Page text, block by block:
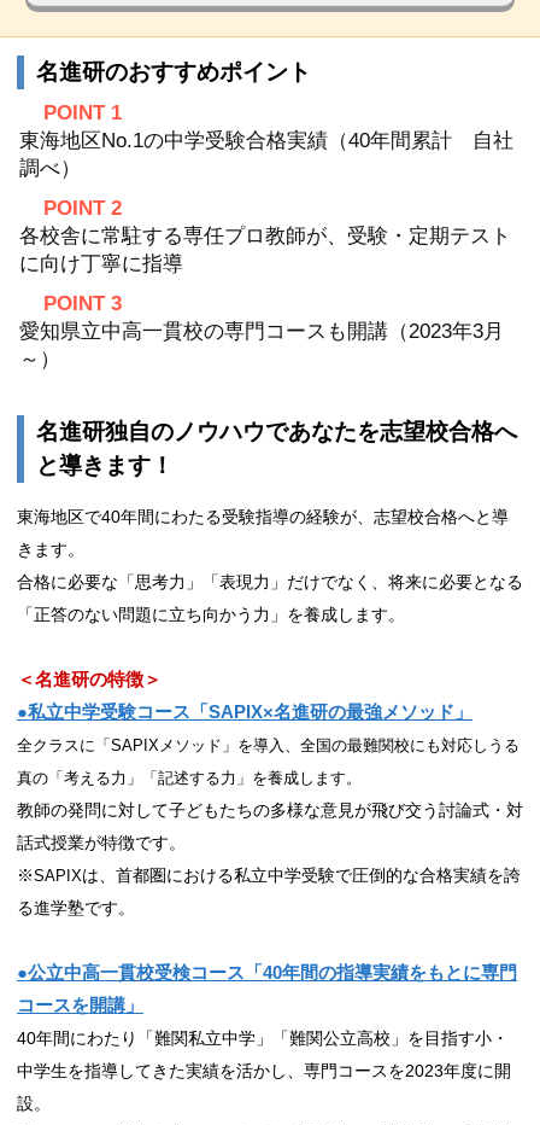
名進研のおすすめポイント
POINT 1
東海地区No.1の中学受験合格実績（40年間累計 自社
調べ）
POINT 2
各校舎に常駐する専任プロ教師が、受験・定期テスト
に向け丁寧に指導
POINT 3
愛知県立中高一貫校の専門コースも開講（2023年3月
～）
名進研独自のノウハウであなたを志望校合格へ
と導きます！
東海地区で40年間にわたる受験指導の経験が、志望校合格へと導
きます。
合格に必要な「思考力」「表現力」だけでなく、将来に必要となる
「正答のない問題に立ち向かう力」を養成します。
＜名進研の特徴＞
●私立中学受験コース「SAPIX×名進研の最強メソッド 」
全クラスに「SAPIXメソッド」を導入、全国の最難関校にも対応しうる
真の「考える力」「記述する力」を養成します。
教師の発問に対して子どもたちの多様な意見が飛び交う討論式・対
話式授業が特徴です。
※SAPIXは、首都圏における私立中学受験で圧倒的な合格実績を誇
る進学塾です。
●公立中高一貫校受検コース「40年間の指導実績をもとに専門
コースを開講」
40年間にわたり「難関私立中学」「難関公立高校」を目指す小・
中学生を指導してきた実績を活かし、専門コースを2023年度に開
設。